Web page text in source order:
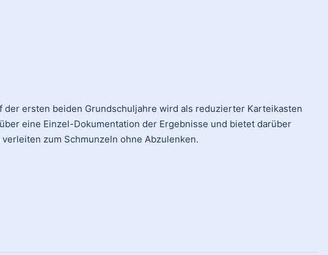
der ersten beiden Grundschuljahre wird als reduzierter Karteikasten
eine Einzel-Dokumentation der Ergebnisse und bietet darüber
zum Schmunzeln ohne Abzulenken.